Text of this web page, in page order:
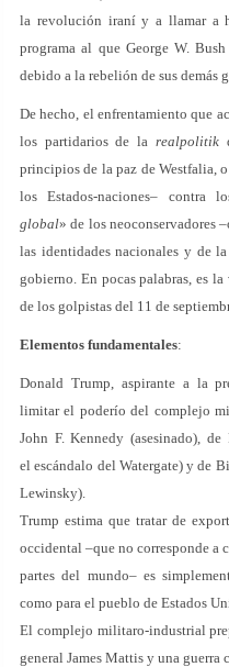
la revolución iraní y a llamar a
programa al que George W.
debido a la rebelión de sus demás
De hecho, el enfrentamiento que
los partidarios de la realpolitik
principios de la paz de Westfalia,
los Estados-naciones– contra
global» de los neoconservadores
las identidades nacionales y de
gobierno. En pocas palabras, es
de los golpistas del 11 de
Elementos fundamentales:
Donald Trump, aspirante a la
limitar el poderío del complejo
John F. Kennedy (asesinado),
el escándalo del Watergate) y de
Lewinsky).
Trump estima que tratar de
occidental –que no corresponde a
partes del mundo– es
como para el pueblo de Estados
El complejo militaro-industrial
general James Mattis y una